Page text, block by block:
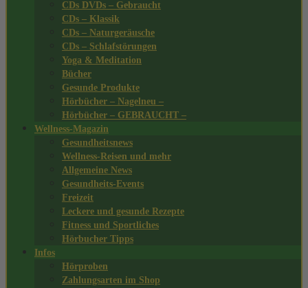
CDs DVDs – Gebraucht
CDs – Klassik
CDs – Naturgeräusche
CDs – Schlafstörungen
Yoga & Meditation
Bücher
Gesunde Produkte
Hörbücher – Nagelneu –
Hörbücher – GEBRAUCHT –
Wellness-Magazin
Gesundheitsnews
Wellness-Reisen und mehr
Allgemeine News
Gesundheits-Events
Freizeit
Leckere und gesunde Rezepte
Fitness und Sportliches
Hörbucher Tipps
Infos
Hörproben
Zahlungsarten im Shop